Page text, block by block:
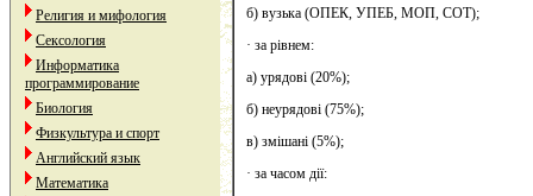
Религия и мифология
Сексология
Информатика
программирование
Биология
Физкультура и спорт
Английский язык
Математика
б) вузька (ОПЕК, УПЕБ, МОП, СОТ);
· за рівнем:
а) урядові (20%);
б) неурядові (75%);
в) змішані (5%);
· за часом дії: